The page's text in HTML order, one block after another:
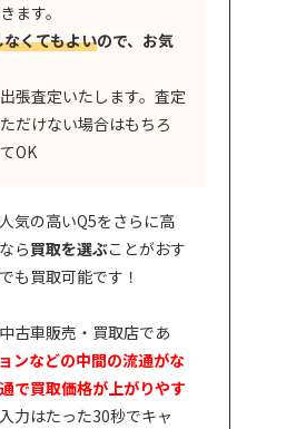
ます。
くてもよいので、お気
張査定いたします。査定
だけない場合はもちろ
OK
気の高いQ5をさらに高
ら買取を選ぶことがおす
も買取可能です！
古車販売・買取店であ
ンなどの中間の流通がな
で買取価格が上がりやす
入力はたった30秒でキャ